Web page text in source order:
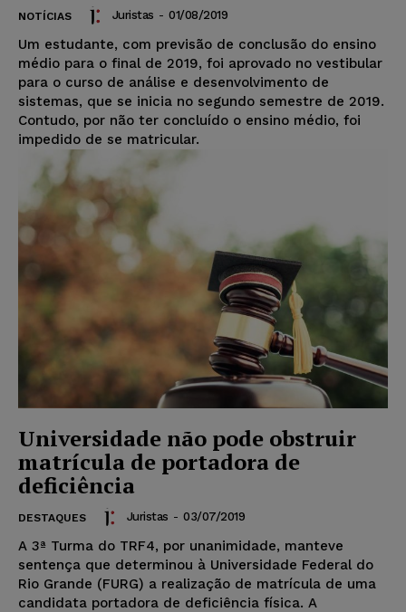
NOTÍCIAS Juristas - 01/08/2019
Um estudante, com previsão de conclusão do ensino
médio para o final de 2019, foi aprovado no vestibular
para o curso de análise e desenvolvimento de
sistemas, que se inicia no segundo semestre de 2019.
Contudo, por não ter concluído o ensino médio, foi
impedido de se matricular.
Universidade não pode obstruir
matrícula de portadora de
deficiência
DESTAQUES Juristas - 03/07/2019
A 3ª Turma do TRF4, por unanimidade, manteve
sentença que determinou à Universidade Federal do
Rio Grande (FURG) a realização de matrícula de uma
candidata portadora de deficiência física. A